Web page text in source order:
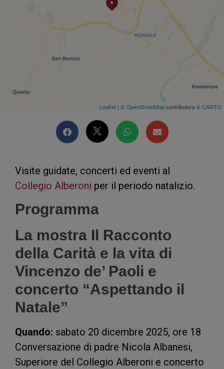
Leaflet | ©OpenStreetMapcontributors ©CARTO
Visite guidate, concerti ed eventi al
Collegio Alberoni per il periodo natalizio.
Programma
La mostra Il Racconto
della Carità e la vita di
Vincenzo de’ Paoli e
concerto “Aspettando il
Natale”
Quando: sabato 20 dicembre 2025, ore 18
Conversazione di padre Nicola Albanesi,
Superiore del Collegio Alberoni e concerto